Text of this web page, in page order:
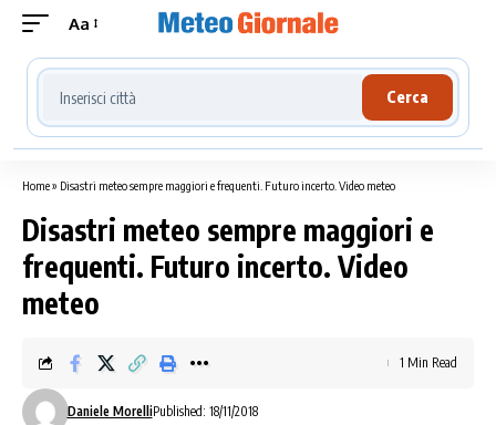
Aa
Cerca località meteo
Cerca
Home» Disastri meteo sempre maggiori e frequenti. Futuro incerto. Video meteo
Disastri meteo sempre maggiori e
frequenti. Futuro incerto. Video
meteo
Daniele MorelliPublished: 18/11/2018
1 Min Read